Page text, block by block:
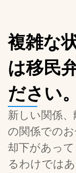
複雑な
は移民
ださい。
新しい関係
の関係での
却下があっ
るわけでは